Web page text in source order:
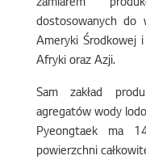
zamiarem
dostosowanych do
Ameryki Środkowej
Afryki oraz Azji.
Sam zakład
agregatów wody
Pyeongtaek ma
powierzchni